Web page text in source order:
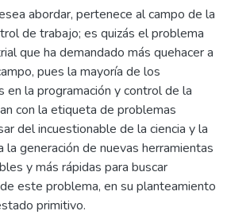
abordar, pertenece al campo de la
de trabajo; es quizás el problema
que ha demandado más quehacer a
pues la mayoría de los
en la programación y control de la
con la etiqueta de problemas
del incuestionable de la ciencia y la
la generación de nuevas herramientas
y más rápidas para buscar
este problema, en su planteamiento
primitivo.